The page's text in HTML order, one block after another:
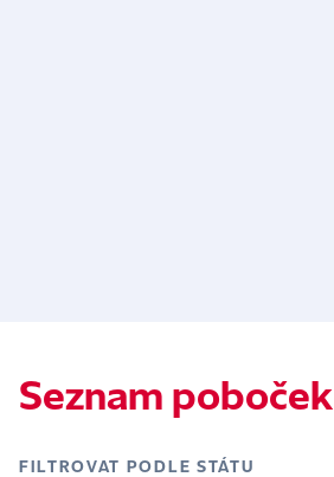
Seznam poboček
FILTROVAT PODLE STÁTU